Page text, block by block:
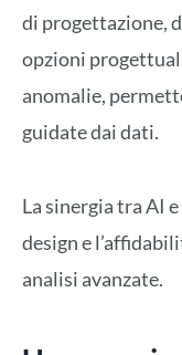
di progettazione,
opzioni
anomalie,
guidate dai dati.
La sinergia tra AI
design e
analisi avanzate.